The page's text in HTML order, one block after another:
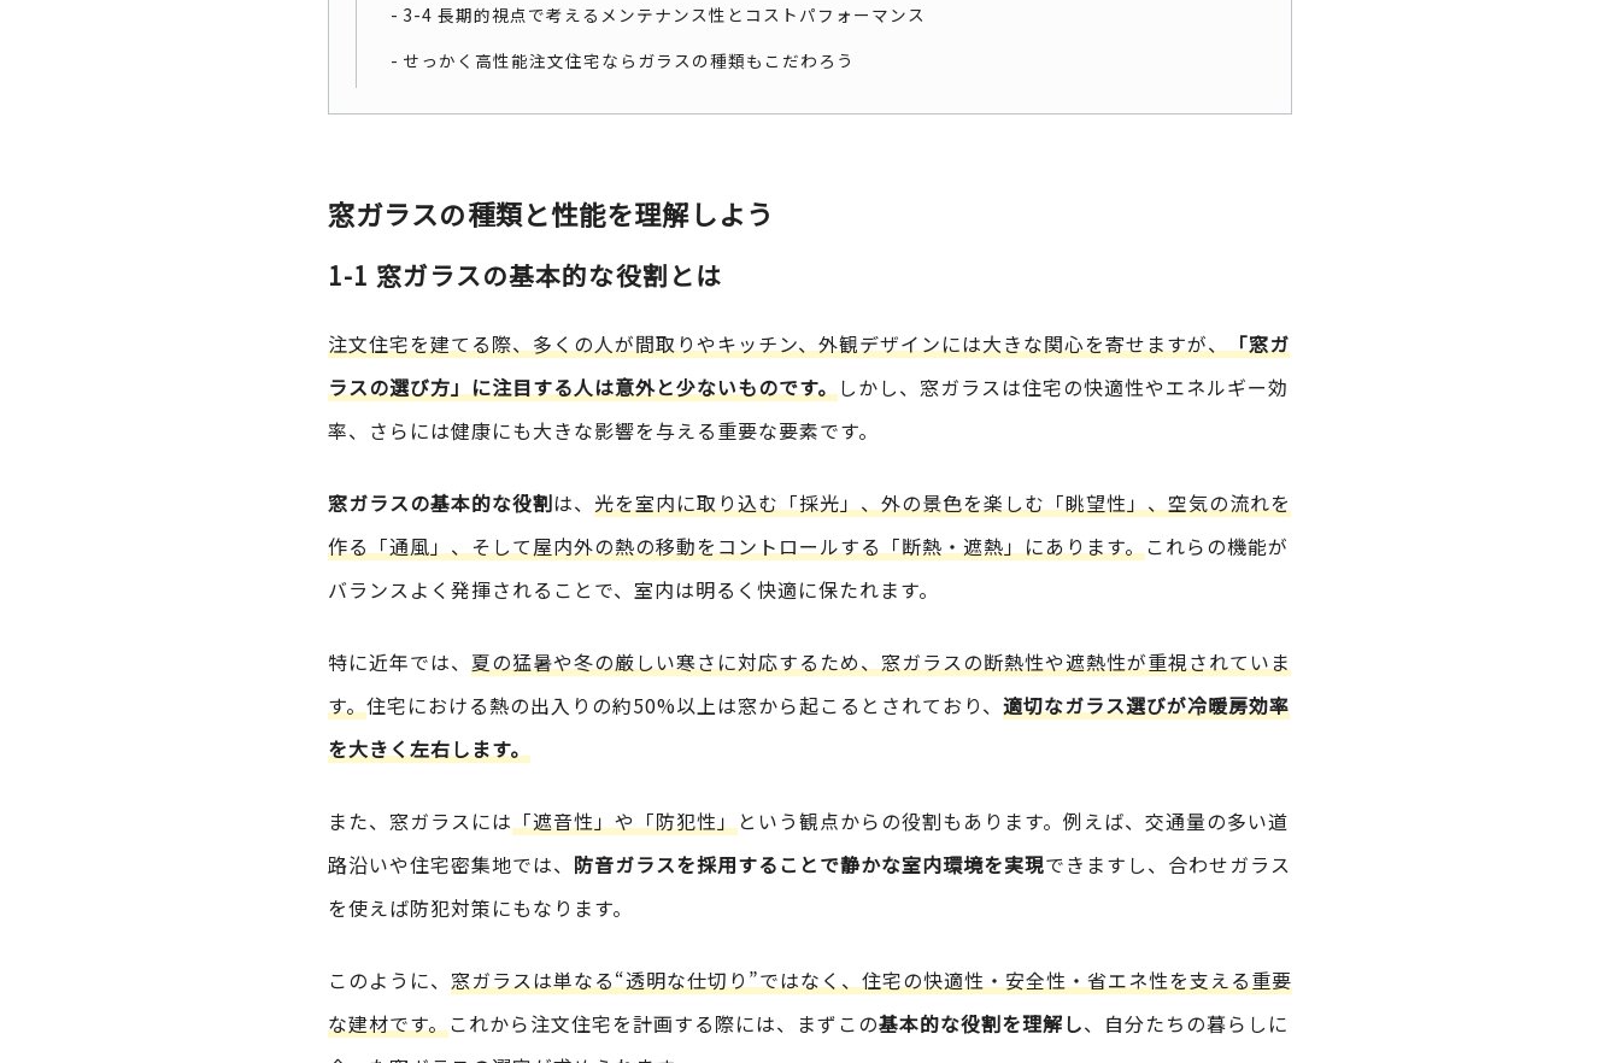
3-4 長期的視点で考えるメンテナンス性とコストパフォーマンス
せっかく高性能注文住宅ならガラスの種類もこだわろう
窓ガラスの種類と性能を理解しよう
1-1 窓ガラスの基本的な役割とは
注文住宅を建てる際、多くの人が間取りやキッチン、外観デザインには大きな関心を寄せますが、「窓ガ
ラスの選び方」に注目する人は意外と少ないものです。しかし、窓ガラスは住宅の快適性やエネルギー効
率、さらには健康にも大きな影響を与える重要な要素です。
窓ガラスの基本的な役割は、 光を室内に取り込む「採光」、外の景色を楽しむ「眺望性」、空気の流れを
作る「通風」、そして屋内外の熱の移動をコントロールする「断熱・遮熱」にあります。これらの機能が
バランスよく発揮されることで、室内は明るく快適に保たれます。
特に近年では、 夏の猛暑や冬の厳しい寒さに対応するため、窓ガラスの断熱性や遮熱性が重視されていま
す。住宅における熱の出入りの約50%以上は窓から起こるとされており、 適切なガラス選びが冷暖房効率
を大きく左右します。
また、窓ガラスには「遮音性」や「防犯性」という観点からの役割もあります。例えば、交通量の多い道
路沿いや住宅密集地では、 防音ガラスを採用することで静かな室内環境を実現できますし、合わせガラス
を使えば防犯対策にもなります。
このように、 窓ガラスは単なる“透明な仕切り”ではなく、住宅の快適性・安全性・省エネ性を支える重要
な建材です。これから注文住宅を計画する際には、まずこの基本的な役割を理解し、自分たちの暮らしに